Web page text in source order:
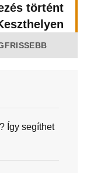
történt
Így segíthet